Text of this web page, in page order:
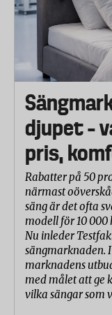
djupet –
pris,
Rabatter på 50
närmast
säng är det ofta
modell för 10 000
Nu inleder
sängmarknaden.
marknadens
med målet att ge
vilka sängar som